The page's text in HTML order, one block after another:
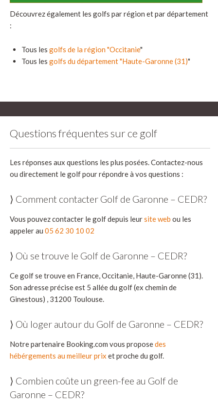
Découvrez également les golfs par région et par département
:
Tous les golfs de la région "Occitanie"
Tous les golfs du département "Haute-Garonne (31)"
Questions fréquentes sur ce golf
Les réponses aux questions les plus posées. Contactez-nous
ou directement le golf pour répondre à vos questions :
⟩ Comment contacter Golf de Garonne – CEDR?
Vous pouvez contacter le golf depuis leursite web ou les
appeler au 05 62 30 10 02
⟩ Où se trouve le Golf de Garonne – CEDR?
Ce golf se trouve en France, Occitanie, Haute-Garonne (31).
Son adresse précise est 5 allée du golf (ex chemin de
Ginestous) , 31200 Toulouse.
⟩ Où loger autour du Golf de Garonne – CEDR?
Notre partenaire Booking.com vous proposedes
hébérgements au meilleur prix et proche du golf.
⟩ Combien coûte un green-fee au Golf de
Garonne – CEDR?